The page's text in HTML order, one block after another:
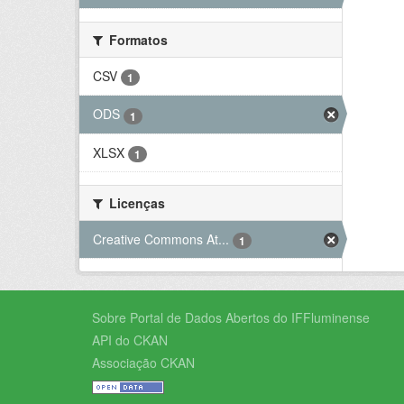
Formatos
CSV
1
ODS 1
XLSX 1
Licenças
Creative Commons At...
1
Sobre Portal de Dados Abertos do IFFluminense
API do CKAN
Associação CKAN